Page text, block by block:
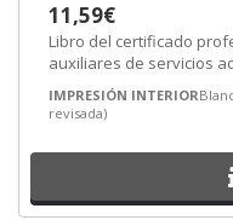
11,59€
Libro del certificado
auxiliares de servicios
IMPRESIÓN INTERIOR
revisada)